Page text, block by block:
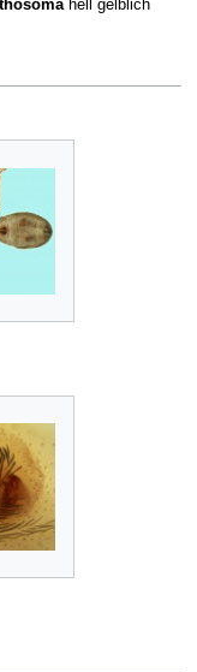
hell gelblich